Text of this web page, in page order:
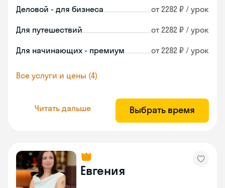
Деловой - для бизнеса от 2282 ₽ / урок
Для путешествий от 2282 ₽ / урок
Для начинающих - премиум от 2282 ₽ / урок
Все услуги и цены (4)
Читать дальше Выбрать время
Евгения